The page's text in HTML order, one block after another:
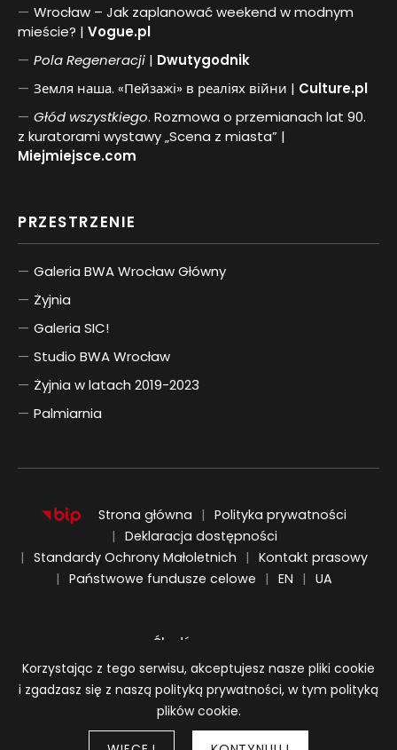
Wrocław – Jak zaplanować weekend w modnym
mieście? | Vogue.pl
PolaRegeneracji | Dwutygodnik
Земля наша. «Пейзажі» в реаліях війни | Culture.pl
Głód wszystkiego. Rozmowa o przemianach lat 90.
z kuratorami wystawy „Scena z miasta” |
Miejmiejsce.com
PRZESTRZENIE
Galeria BWA Wrocław Główny
Żyjnia
Galeria SIC!
Studio BWA Wrocław
Żyjnia w latach 2019-2023
Palmiarnia
Strona główna
Polityka prywatności
Deklaracja dostępności
Standardy Ochrony Małoletnich
Kontakt prasowy
Państwowe fundusze celowe
EN
ENGLISH
UA
UKRAIŃSKI
Śledź nas na:
Informacja o plikach cookie
Korzystając z tego serwisu, akceptujesz nasze pliki cookie
i zgadzasz się z naszą polityką prywatności, w tym polityką
plików cookie.